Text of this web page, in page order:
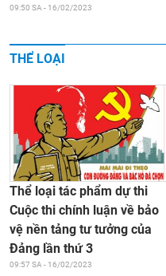
09:50 SA - 16/02/2023
THỂ LOẠI
Thể loại tác phẩm dự thi
Cuộc thi chính luận về bảo
vệ nền tảng tư tưởng của
Đảng lần thứ 3
09:57 SA - 16/02/2023